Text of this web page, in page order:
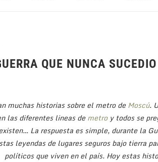
QUE NUNCA SUCEDIO
muchas historias sobre el metro deMoscú.
las diferentes lineas demetroy todos se
La respuesta es simple, durante la
leyendas de lugares seguros bajo tierra
políticos que viven en el país. Hoy estas